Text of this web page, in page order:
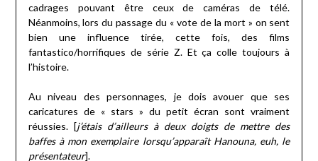
cadrages pouvant être ceux de caméras de télé.
Néanmoins, lors du passage du « vote de la mort » on sent
bien une influence tirée, cette fois, des films
fantastico/horrifiques de série Z. Et ça colle toujours à
l’histoire.
Au niveau des personnages, je dois avouer que ses
caricatures de « stars » du petit écran sont vraiment
réussies. [j’étais d’ailleurs à deux doigts de mettre des
baffes à mon exemplaire lorsqu’apparaît Hanouna, euh, le
présentateur].